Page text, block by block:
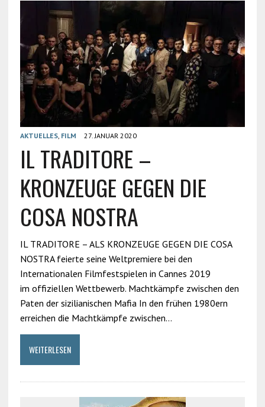
AKTUELLES, FILM 27. JANUAR 2020
IL TRADITORE –
KRONZEUGE GEGEN DIE
COSA NOSTRA
IL TRADITORE – ALS KRONZEUGE GEGEN DIE COSA
NOSTRA feierte seine Weltpremiere bei den
Internationalen Filmfestspielen in Cannes 2019
im offiziellen Wettbewerb. Machtkämpfe zwischen den
Paten der sizilianischen Mafia In den frühen 1980ern
erreichen die Machtkämpfe zwischen…
WEITERLESEN